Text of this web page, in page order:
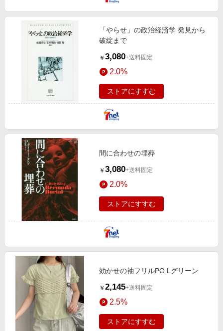
「やらせ」の政治経済学 発見から
破綻まで
￥ 3,080+送料固定
2.0%
ストアにすすむ
間に合わせの埋葬
￥ 3,080+送料固定
2.0%
ストアにすすむ
効かせの袖フリルPO Lグリーン
￥ 2,145+送料固定
2.5%
ストアにすすむ